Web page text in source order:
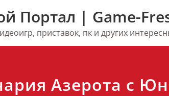
Портал | Game-
приставок, пк и других
Азерота с